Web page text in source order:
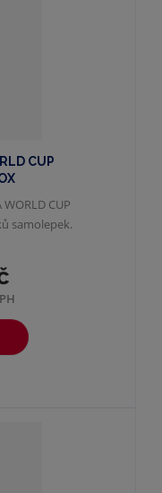
CUP
CUP
samolepek.